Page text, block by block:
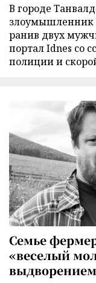
В городе
злоумышленник
ранив двух
портал Idnes со
полиции и
Семье
«веселый